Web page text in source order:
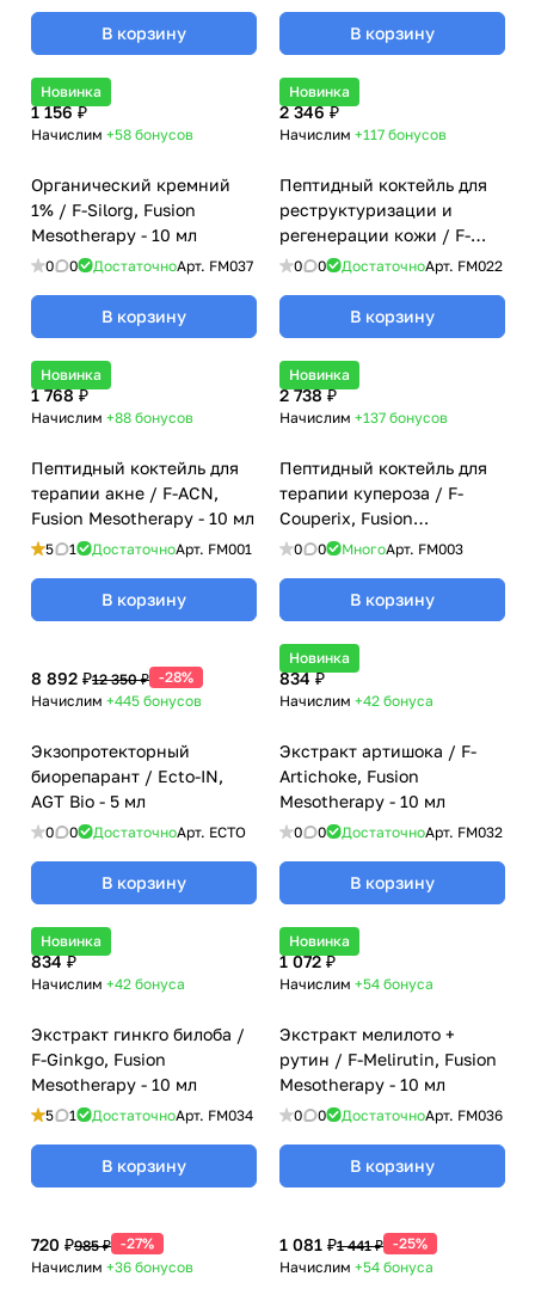
В корзину В корзину
Новинка
1 156 ₽
Начислим +58 бонусов
Органический кремний
1% / F-Silorg, Fusion
Mesotherapy - 10 мл
0 0 ДостаточноАрт. FM037
В корзину
Новинка
2 346 ₽
Начислим +117 бонусов
Пептидный коктейль для
реструктуризации и
регенерации кожи / F-
Mesomatrix, Fusion
0 0 ДостаточноАрт. FM022
В корзину
Новинка
1 768 ₽
Начислим +88 бонусов
Пептидный коктейль для
терапии акне / F-ACN,
Fusion Mesotherapy - 10 мл
5 1 ДостаточноАрт. FM001
В корзину
Новинка
2 738 ₽
Начислим +137 бонусов
Пептидный коктейль для
терапии купероза / F-
Couperix, Fusion
Mesotherapy - 5 мл
0 0 МногоАрт. FM003
В корзину
8 892 ₽12 350 ₽ -28%
Начислим +445 бонусов
Экзопротекторный
биорепарант / Ecto-IN,
AGT Bio - 5 мл
0 0 ДостаточноАрт. ECTO
В корзину
Новинка
834 ₽
Начислим +42 бонуса
Экстракт артишока / F-
Artichoke, Fusion
Mesotherapy - 10 мл
0 0 ДостаточноАрт. FM032
В корзину
Новинка
834 ₽
Начислим +42 бонуса
Экстракт гинкго билоба /
F-Ginkgo, Fusion
Mesotherapy - 10 мл
5 1 ДостаточноАрт. FM034
В корзину
Новинка
1 072 ₽
Начислим +54 бонуса
Экстракт мелилото +
рутин / F-Melirutin, Fusion
Mesotherapy - 10 мл
0 0 ДостаточноАрт. FM036
В корзину
720 ₽985 ₽ -27%
Начислим +36 бонусов
1 081 ₽1 441 ₽ -25%
Начислим +54 бонуса